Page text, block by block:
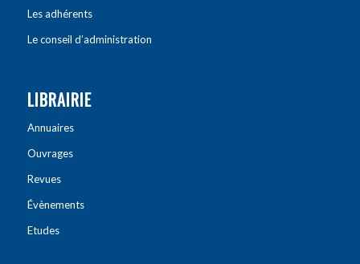
Les adhérents
Le conseil d’administration
LIBRAIRIE
Annuaires
Ouvrages
Revues
Évènements
Etudes